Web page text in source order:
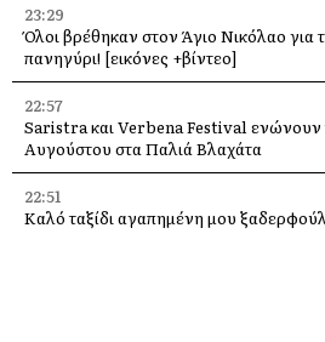
23:29
Όλοι βρέθηκαν στον Άγιο Νικόλαο για
πανηγύρι! [εικόνες +βίντεο]
22:57
Saristra και Verbena Festival ενώνουν
Αυγούστου στα Παλιά Βλαχάτα
22:51
Καλό ταξίδι αγαπημένη μου